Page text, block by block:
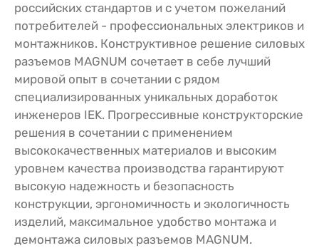
российских стандартов и с учетом пожеланий
потребителей - профессиональных электриков и
монтажников. Конструктивное решение силовых
разъемов MAGNUM сочетает в себе лучший
мировой опыт в сочетании с рядом
специализированных уникальных доработок
инженеров IEK. Прогрессивные конструкторские
решения в сочетании с применением
высококачественных материалов и высоким
уровнем качества производства гарантируют
высокую надежность и безопасность
конструкции, эргономичность и экологичность
изделий, максимальное удобство монтажа и
демонтажа силовых разъемов MAGNUM.